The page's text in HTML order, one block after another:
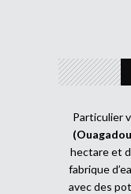
Particulier
hectare et
fabrique
avec des